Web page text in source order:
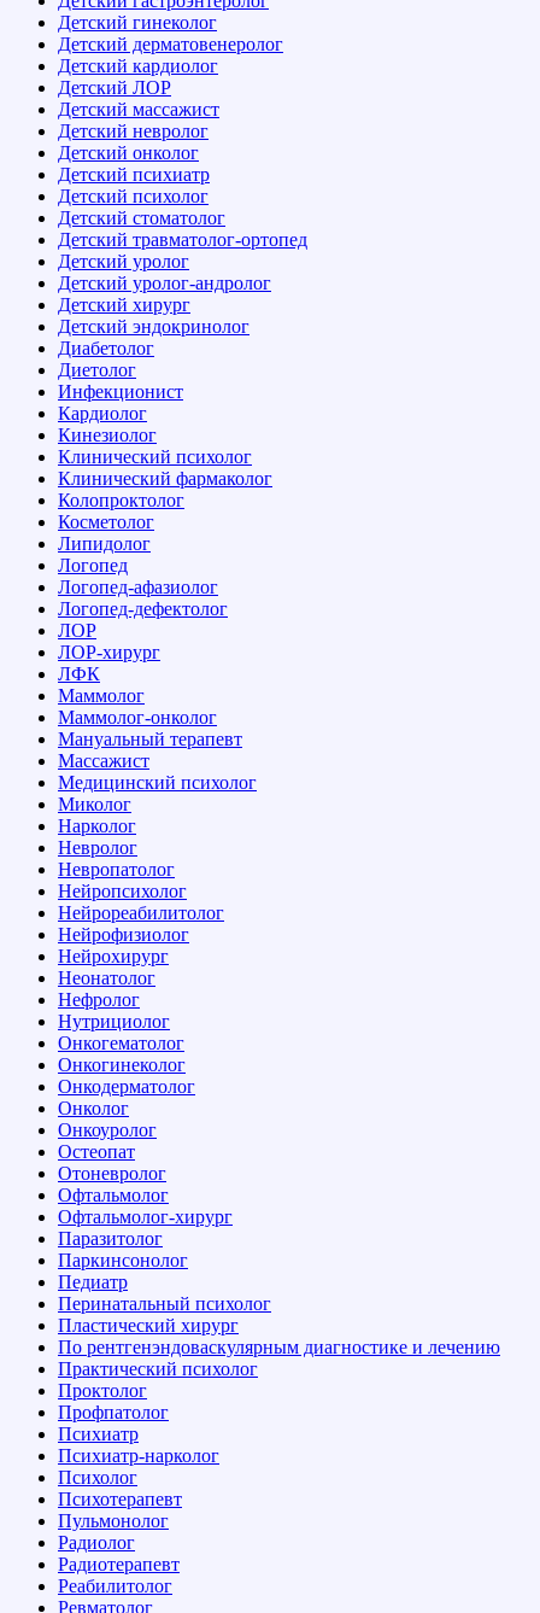
Детский гинеколог
Детский дерматовенеролог
Детский кардиолог
Детский ЛОР
Детский массажист
Детский невролог
Детский онколог
Детский психиатр
Детский психолог
Детский стоматолог
Детский травматолог-ортопед
Детский уролог
Детский уролог-андролог
Детский хирург
Детский эндокринолог
Диабетолог
Диетолог
Инфекционист
Кардиолог
Кинезиолог
Клинический психолог
Клинический фармаколог
Колопроктолог
Косметолог
Липидолог
Логопед
Логопед-афазиолог
Логопед-дефектолог
ЛОР
ЛОР-хирург
ЛФК
Маммолог
Маммолог-онколог
Мануальный терапевт
Массажист
Медицинский психолог
Миколог
Нарколог
Невролог
Невропатолог
Нейропсихолог
Нейрореабилитолог
Нейрофизиолог
Нейрохирург
Неонатолог
Нефролог
Нутрициолог
Онкогематолог
Онкогинеколог
Онкодерматолог
Онколог
Онкоуролог
Остеопат
Отоневролог
Офтальмолог
Офтальмолог-хирург
Паразитолог
Паркинсонолог
Педиатр
Перинатальный психолог
Пластический хирург
По рентгенэндоваскулярным диагностике и лечению
Практический психолог
Проктолог
Профпатолог
Психиатр
Психиатр-нарколог
Психолог
Психотерапевт
Пульмонолог
Радиолог
Радиотерапевт
Реабилитолог
Ревматолог